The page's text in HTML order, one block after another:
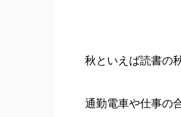
秋といえば読書の秋
通勤電車や仕事の